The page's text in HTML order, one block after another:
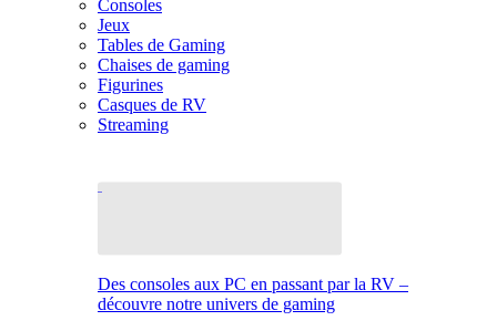
Consoles
Jeux
Tables de Gaming
Chaises de gaming
Figurines
Casques de RV
Streaming
Des consoles aux PC en passant par la RV –
découvre notre univers de gaming